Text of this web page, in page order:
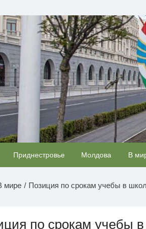
Приднестровье Молдова В
мире Позиция по срокам учебы в
по срокам учебы
Ролик длится несколько секунд, а смеяться
будете долго